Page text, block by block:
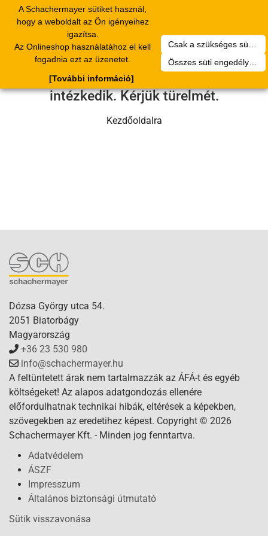
A Schachermayer sütiket használ,
hogy a weboldalt az Ön igényeihez
igazítsa.
Az Onlineshop használatához el kell
fogadnia ezt az üzenetet.
Összes süti engedélyezése
[További információ]
navigation
Sajnos technikai hiba történt.
Szervizcsapatunk hamarosan
intézkedik. Kérjük türelmét.
Kezdőoldalra
Dózsa György utca 54.
2051 Biatorbágy
Magyarország
+36 23 530 980
info@schachermayer.hu
A feltüntetett árak nem tartalmazzák az ÁFÁ-t és egyéb
költségeket! Az alapos adatgondozás ellenére
előfordulhatnak technikai hibák, eltérések a képekben,
szövegekben az eredetihez képest. Copyright © 2026
Schachermayer Kft. - Minden jog fenntartva.
Adatvédelem
ÁSZF
Impresszum
Általános biztonsági útmutató
Sütik visszavonása